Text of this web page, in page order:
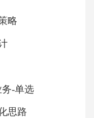
辅助药物相互
包含药物分子
行模型训练。
模型对新药物
用深度学习技
习从药物分子
略
-单选
思路